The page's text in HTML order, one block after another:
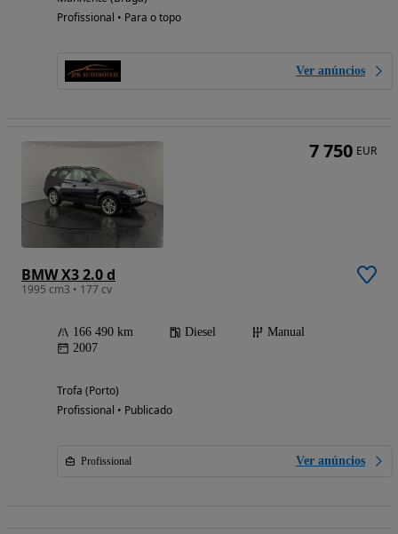
Profissional • Para o topo
Ver anúncios
BMW X3 2.0 d
1995 cm3 • 177 cv
166 490 km Diesel
Manual
2007
Trofa (Porto)
Profissional • Publicado
Profissional Ver anúncios
7 750 EUR